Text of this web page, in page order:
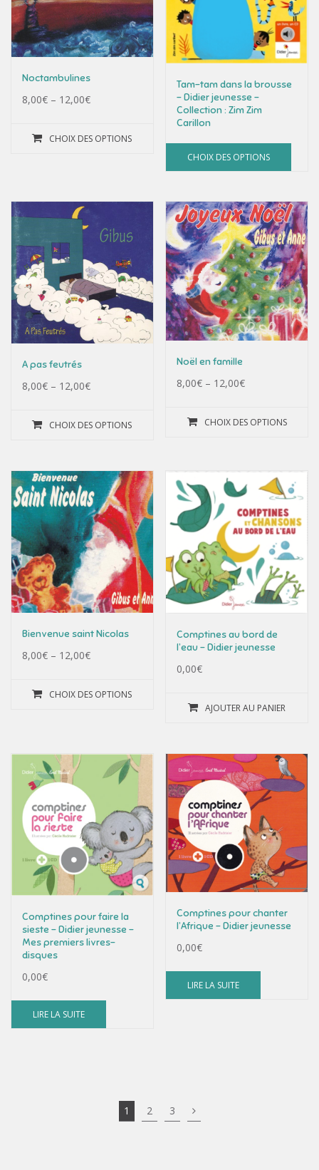
Noctambulines
8,00€ – 12,00€
CHOIX DES OPTIONS
Tam-tam dans la brousse
– Didier jeunesse –
Collection : Zim Zim
Carillon
CHOIX DES OPTIONS
A pas feutrés
8,00€ – 12,00€
CHOIX DES OPTIONS
Noël en famille
8,00€ – 12,00€
CHOIX DES OPTIONS
Bienvenue saint Nicolas
8,00€ – 12,00€
CHOIX DES OPTIONS
Comptines au bord de
l’eau – Didier jeunesse
0,00€
AJOUTER AU PANIER
Comptines pour faire la
sieste – Didier jeunesse –
Mes premiers livres-
disques
0,00€
LIRE LA SUITE
Comptines pour chanter
l’Afrique – Didier jeunesse
0,00€
LIRE LA SUITE
1 2 3